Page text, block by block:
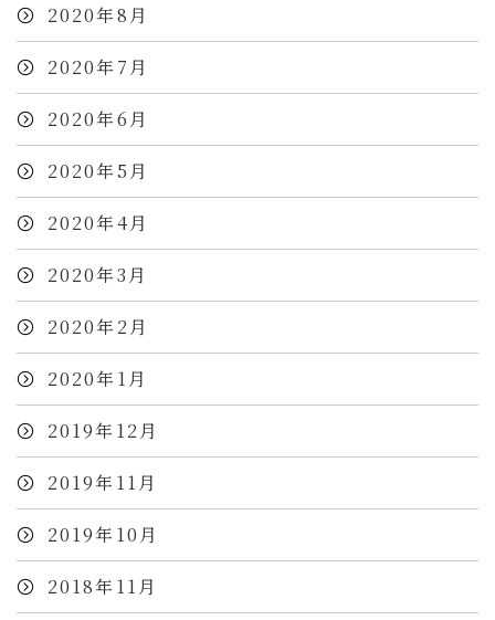
2020年8月
2020年7月
2020年6月
2020年5月
2020年4月
2020年3月
2020年2月
2020年1月
2019年12月
2019年11月
2019年10月
2018年11月